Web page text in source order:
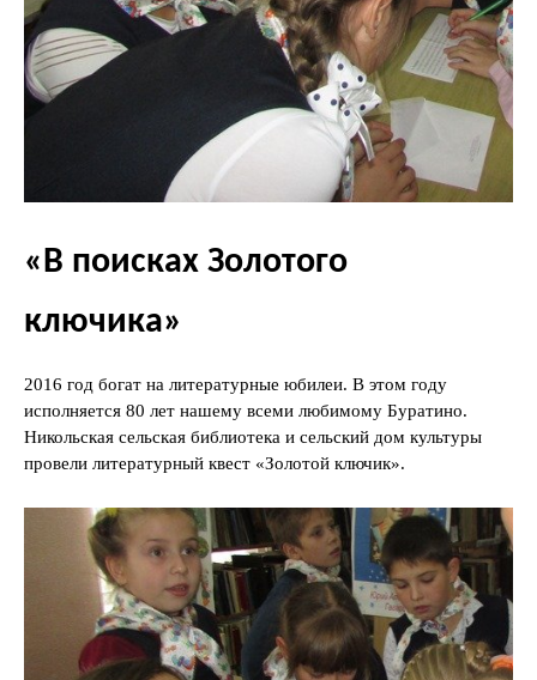
«В поисках Золотого
ключика»
2016 год богат на литературные юбилеи. В этом году
исполняется 80 лет нашему всеми любимому Буратино.
Никольская сельская библиотека и сельский дом культуры
провели литературный квест «Золотой ключик».